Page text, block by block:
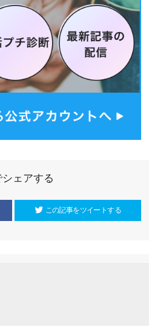
シェアする
この記事をツイートする